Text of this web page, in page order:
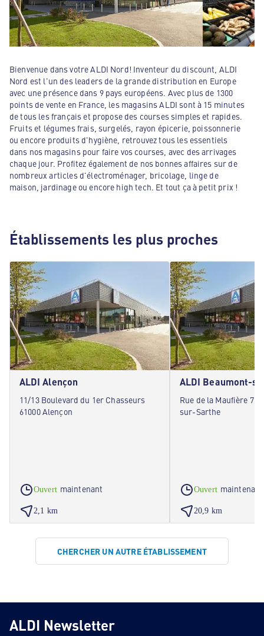
Bienvenue dans votre ALDI Nord! Inventeur du discount, ALDI
Nord est l'un des leaders de la grande distribution en Europe
avec une présence dans 9 pays européens. Avec plus de 1300
points de vente en France, les magasins ALDI sont à 15 minutes
de tous les français et propose des courses simples et rapides.
Fruits et légumes frais, surgelés, rayon épicerie, poissonnerie
ou encore produits d'hygiène, retrouvez tous les essentiels
dans nos magasins pour faire vos courses, avec des arrivages
chaque jour. Profitez également de nos bonnes affaires sur de
nombreux articles d'électroménager, bricolage, linge de
maison, jardinage ou encore high tech. Et tout ça à petit prix !
Établissements les plus proches
ALDI Alençon
11/13 Boulevard du 1er Chasseurs
61000 Alençon
Ouvert maintenant
2,1 km
ALDI Beaumont-
Rue de la Maufière
sur-Sarthe
Ouvert maintenant
20,9 km
CHERCHER UN AUTRE ÉTABLISSEMENT
ALDI Newsletter